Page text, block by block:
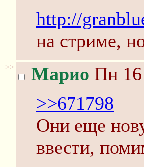
http://
на стриме,
>> Марио Пн
>>671798
Они еще
ввести,